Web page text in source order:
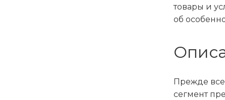
товары и
об
Прежде
сегмент